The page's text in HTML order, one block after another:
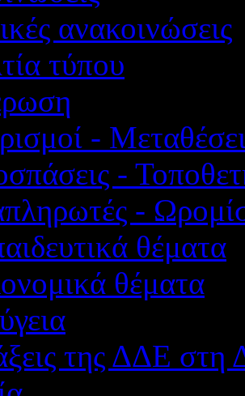
ανακοινώσεις
τύπου
-
-
-
θέματα
θέματα
της ΔΔΕ στη